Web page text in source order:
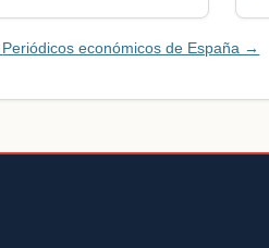
Periódicos económicos de España →